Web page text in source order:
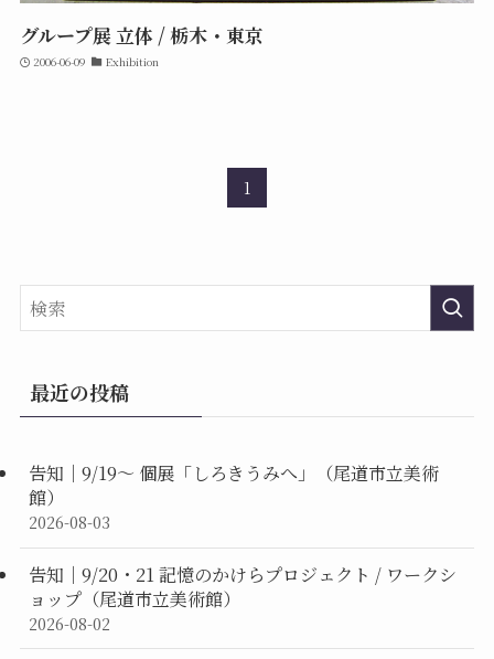
グループ展 立体 / 栃木・東京
2006-06-09 Exhibition
1
最近の投稿
告知｜9/19〜 個展「しろきうみへ」（尾道市立美術
館）
2026-08-03
告知｜9/20・21 記憶のかけらプロジェクト / ワークシ
ョップ（尾道市立美術館）
2026-08-02